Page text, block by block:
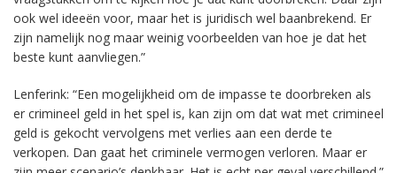
ook wel ideeën voor, maar het is juridisch wel baanbrekend. Er
zijn namelijk nog maar weinig voorbeelden van hoe je dat het
beste kunt aanvliegen.”
Lenferink: “Een mogelijkheid om de impasse te doorbreken als
er crimineel geld in het spel is, kan zijn om dat wat met crimineel
geld is gekocht vervolgens met verlies aan een derde te
verkopen. Dan gaat het criminele vermogen verloren. Maar er